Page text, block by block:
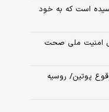
است که به خود
امنیت ملی صحت
پوتین/ روسیه